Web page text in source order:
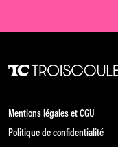
Mentions légales et CGU
Politique de confidentialité